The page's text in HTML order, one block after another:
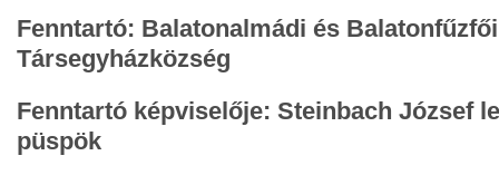
Fenntartó: Balatonalmádi és Balatonfűzfői
Társegyházközség
Fenntartó képviselője: Steinbach József
püspök